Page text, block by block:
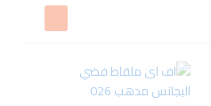
LA ROCHE-
POSAY
DR-RASHEL